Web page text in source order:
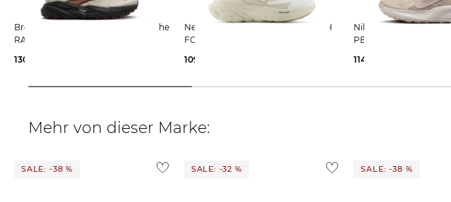
Brooks | Herren Trailrunningschuhe
RANGE
130,00 €
New Balance | Laufschuhe FRESH
FOAM TRAINER
109,99 €
Nike | Herren Laufschuhe ACG
PEGASUS TRAIL
114,09 €
Mehr von dieser Marke:
SALE: -38 % SALE: -32 % SALE: -38 %